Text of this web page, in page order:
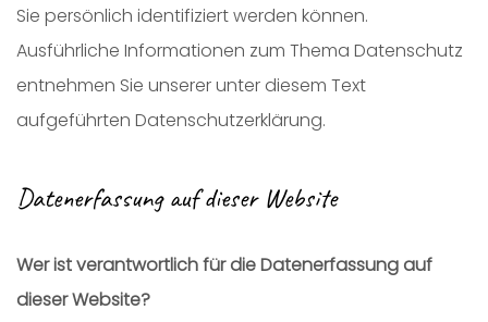
Sie persönlich identifiziert werden können.
Ausführliche Informationen zum Thema Datenschutz
entnehmen Sie unserer unter diesem Text
aufgeführten Datenschutzerklärung.
Datenerfassung auf dieser Website
Wer ist verantwortlich für die Datenerfassung auf
dieser Website?